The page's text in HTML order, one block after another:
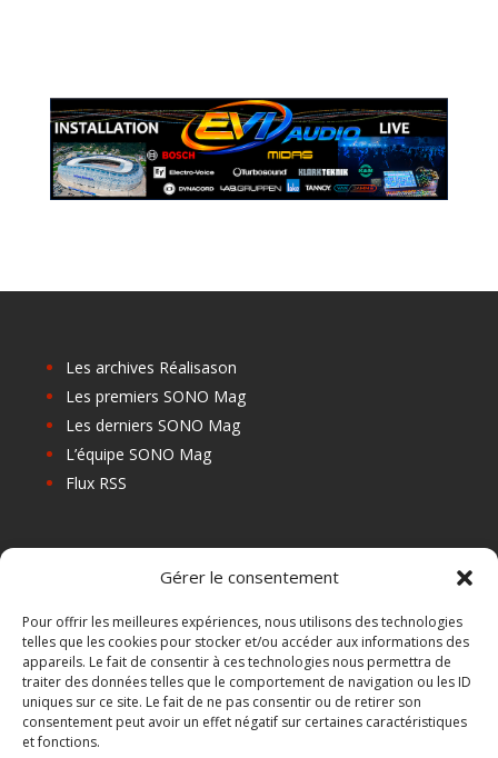
Gérer le consentement
Pour offrir les meilleures expériences, nous utilisons des technologies
telles que les cookies pour stocker et/ou accéder aux informations des
appareils. Le fait de consentir à ces technologies nous permettra de
traiter des données telles que le comportement de navigation ou les ID
uniques sur ce site. Le fait de ne pas consentir ou de retirer son
consentement peut avoir un effet négatif sur certaines caractéristiques
et fonctions.
Les archives Réalisason
Les premiers SONO Mag
Les derniers SONO Mag
L’équipe SONO Mag
Flux RSS
Les Centres de Formation
Les Points Relais
Localiser Point Relais
Mon Compte